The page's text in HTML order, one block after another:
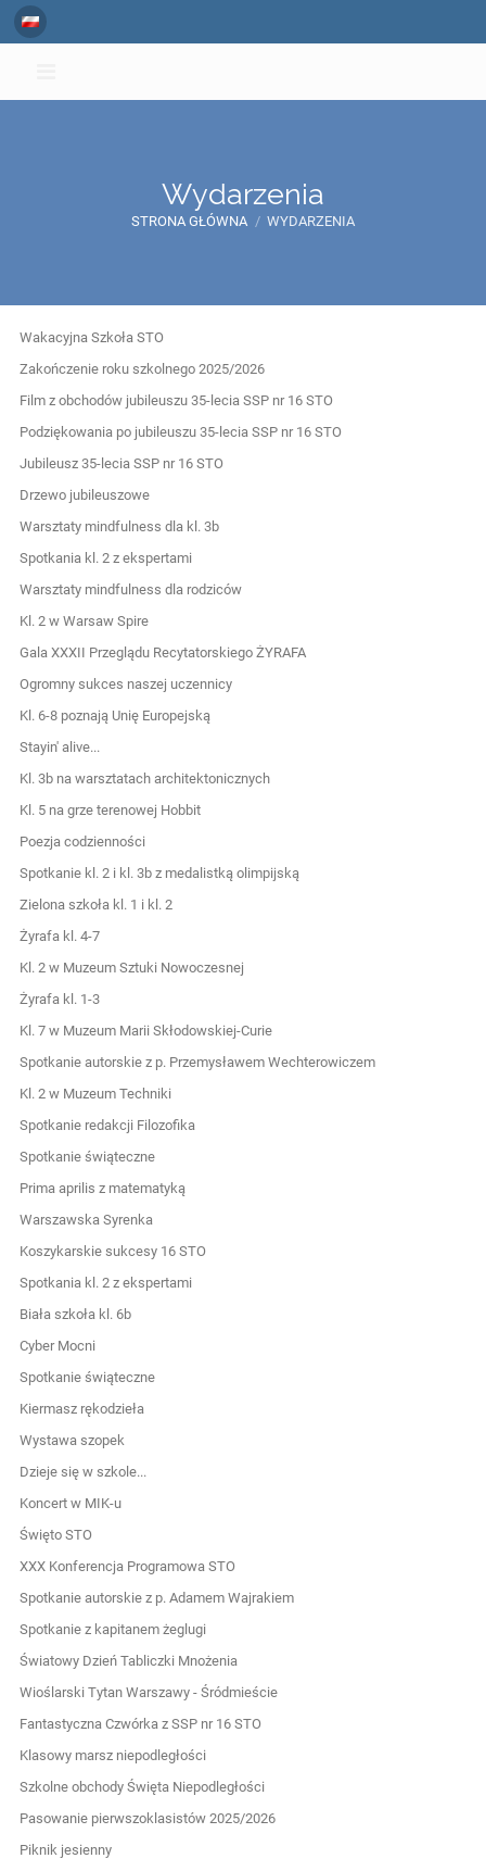
Wydarzenia
STRONA GŁÓWNA / WYDARZENIA
Wydarzenia
Wakacyjna Szkoła STO
Zakończenie roku szkolnego 2025/2026
Film z obchodów jubileuszu 35-lecia SSP nr 16 STO
Podziękowania po jubileuszu 35-lecia SSP nr 16 STO
Jubileusz 35-lecia SSP nr 16 STO
Drzewo jubileuszowe
Warsztaty mindfulness dla kl. 3b
Spotkania kl. 2 z ekspertami
Warsztaty mindfulness dla rodziców
Kl. 2 w Warsaw Spire
Gala XXXII Przeglądu Recytatorskiego ŻYRAFA
Ogromny sukces naszej uczennicy
Kl. 6-8 poznają Unię Europejską
Stayin' alive...
Kl. 3b na warsztatach architektonicznych
Kl. 5 na grze terenowej Hobbit
Poezja codzienności
Spotkanie kl. 2 i kl. 3b z medalistką olimpijską
Zielona szkoła kl. 1 i kl. 2
Żyrafa kl. 4-7
Kl. 2 w Muzeum Sztuki Nowoczesnej
Żyrafa kl. 1-3
Kl. 7 w Muzeum Marii Skłodowskiej-Curie
Spotkanie autorskie z p. Przemysławem Wechterowiczem
Kl. 2 w Muzeum Techniki
Spotkanie redakcji Filozofika
Spotkanie świąteczne
Prima aprilis z matematyką
Warszawska Syrenka
Koszykarskie sukcesy 16 STO
Spotkania kl. 2 z ekspertami
Biała szkoła kl. 6b
Cyber Mocni
Spotkanie świąteczne
Kiermasz rękodzieła
Wystawa szopek
Dzieje się w szkole...
Koncert w MIK-u
Święto STO
XXX Konferencja Programowa STO
Spotkanie autorskie z p. Adamem Wajrakiem
Spotkanie z kapitanem żeglugi
Światowy Dzień Tabliczki Mnożenia
Wioślarski Tytan Warszawy - Śródmieście
Fantastyczna Czwórka z SSP nr 16 STO
Klasowy marsz niepodległości
Szkolne obchody Święta Niepodległości
Pasowanie pierwszoklasistów 2025/2026
Piknik jesienny